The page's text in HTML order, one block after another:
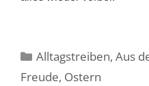
Kategorien
Alltagstreiben,Aus
Freude, Ostern